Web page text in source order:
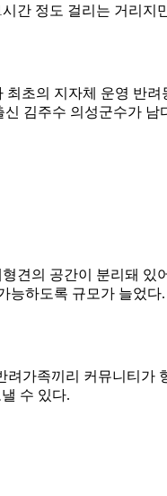
간 정도 걸리는 거리지
초의 지자체 운영 반
김주수 의성군수가
견의 공간이 분리돼 있
하도록 규모가 늘었
가족끼리 커뮤니티가
수 있다.